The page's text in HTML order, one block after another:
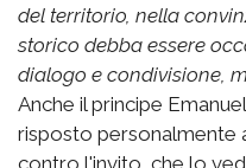
del territorio, nella
storico debba essere
dialogo e condivisione,
Anche il principe
risposto personalmente